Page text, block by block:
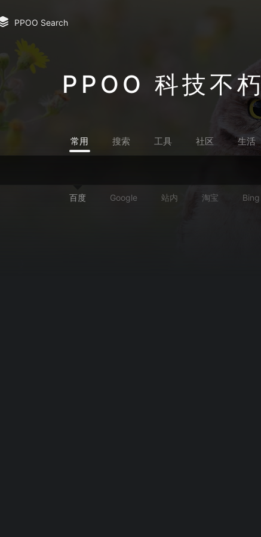
PPOO Search
PPOO 科技不朽
常用 搜索 工具 社区 生活
百度 Google 站内 淘宝 Bing